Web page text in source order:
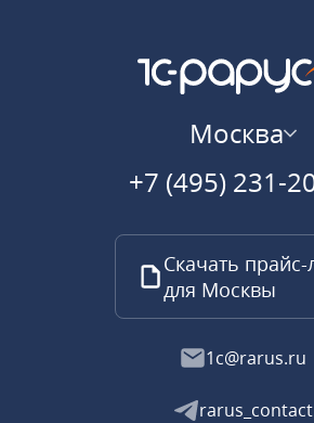
Москва
+7 (495) 231-
Скачать прайс-
для Москвы
1c@rarus.ru
rarus_contact